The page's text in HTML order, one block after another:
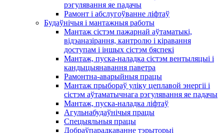
рэгулявання яе падачы
Рамонт і абслугоўванне ліфтаў
Будаўнічыя і мантажныя работы
Мантаж сістэм пажарнай аўтаматыкі,
відэаназірання, кантролю і кіравання
доступам і іншых сістэм бяспекі
Мантаж, пуска-наладка сістэм вентыляцыі і
кандыцыянавання паветра
Рамонтна-аварыйныя працы
Мантаж прыбораў уліку цеплавой энергіі і
сістэм аўтаматычнага рэгулявання яе падачы
Мантаж, пуска-наладка ліфтаў
Агульнабудаўнічыя працы
Спецыяльныя працы
Добраўпарадкаванне тэрыторыі